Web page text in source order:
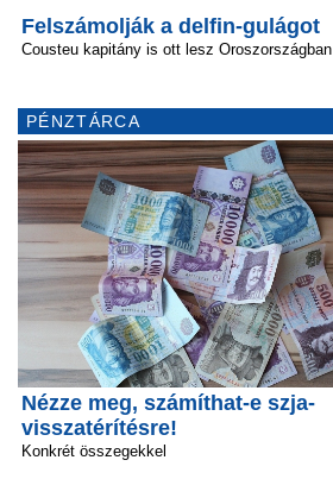
Felszámolják a delfin-gulágot
Cousteu kapitány is ott lesz Oroszországban
PÉNZTÁRCA
Nézze meg, számíthat-e szja-
visszatérítésre!
Konkrét összegekkel